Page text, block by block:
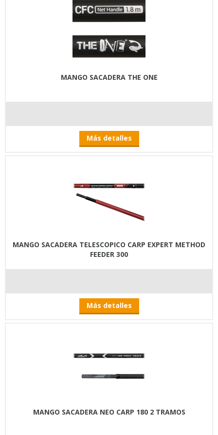
MANGO SACADERA THE ONE
Más detalles
MANGO SACADERA TELESCOPICO CARP EXPERT METHOD
FEEDER 300
Más detalles
MANGO SACADERA NEO CARP 180 2 TRAMOS